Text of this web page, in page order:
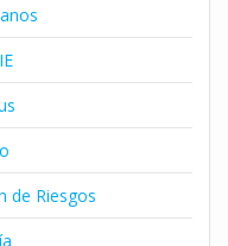
de Riesgos